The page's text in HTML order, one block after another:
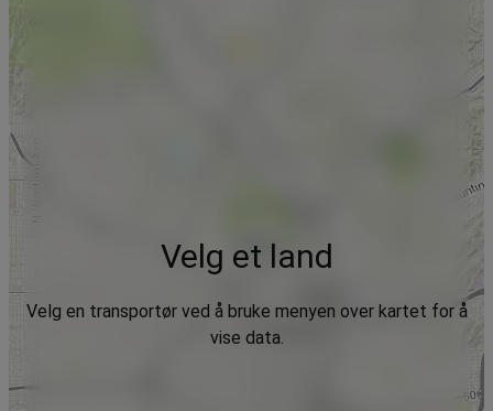
Velg et land
Velg en transportør ved å bruke menyen over kartet for å
vise data.